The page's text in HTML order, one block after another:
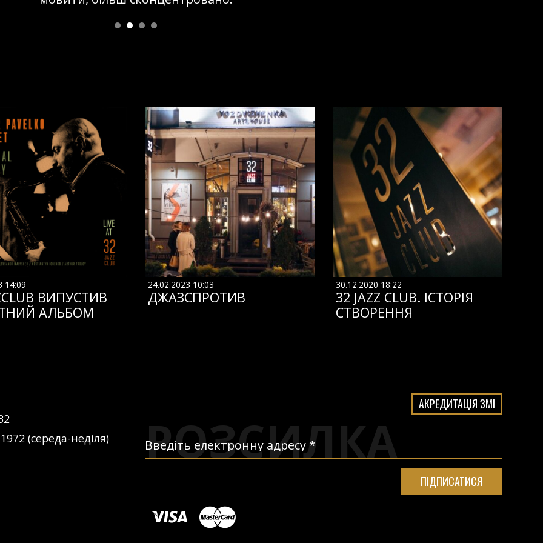
14:09
ВИПУСТИВ
АЛЬБОМ
24.02.2023 10:03
ДЖАЗСПРОТИВ
30.12.2020 18:22
32 JAZZ CLUB. ІСТОРІЯ
СТВОРЕННЯ
(середа-неділя)
АКРЕДИТАЦІЯ ЗМІ
РОЗСИЛКА